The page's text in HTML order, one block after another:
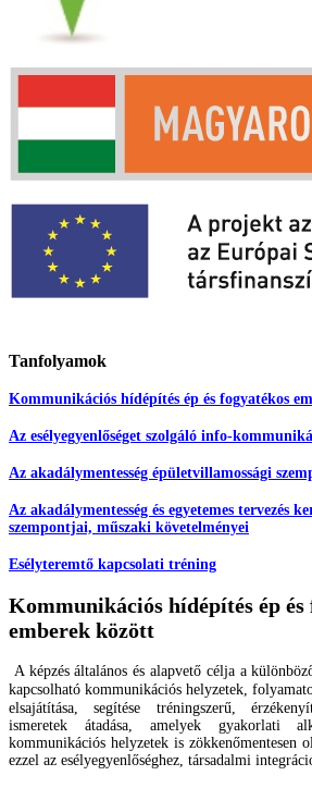
Tanfolyamok
Kommunikációs hídépítés ép és fogyatékos
Az esélyegyenlőséget szolgáló info-
Az akadálymentesség épületvillamossági
Az akadálymentesség és egyetemes tervezés
szempontjai, műszaki követelményei
Esélyteremtő kapcsolati tréning
Kommunikációs hídépítés ép és
emberek között
A képzés általános és alapvető célja a
kapcsolható kommunikációs helyzetek,
elsajátítása, segítése tréningszerű,
ismeretek átadása, amelyek gyakorlati
kommunikációs helyzetek is zökkenőmentesen
ezzel az esélyegyenlőséghez, társadalmi